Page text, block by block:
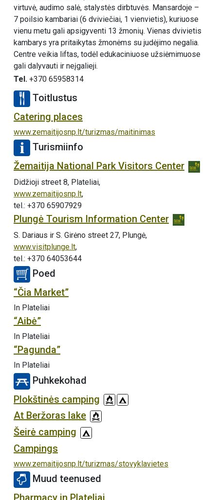
virtuvė, audimo salė, stalystės dirbtuvės. Mansardoje –
7 poilsio kambariai (6 dviviečiai, 1 vienvietis), kuriuose
vienu metu gali apsigyventi 13 žmonių. Vienas dvivietis
kambarys yra pritaikytas žmonėms su judėjimo negalia.
Centre veikia liftas, todėl edukaciniuose užsiėmimuose
gali dalyvauti ir neįgalieji.
Tel. +370 65958314
Toitlustus
Catering places
www.zemaitijosnp.lt/turizmas/maitinimas
Turismiinfo
Žemaitija National Park Visitors Center
Didžioji street 8, Plateliai,
www.zemaitijosnp.lt,
tel.: +370 65907929
Plungė Tourism Information Center
S. Dariaus ir S. Girėno street 27, Plungė,
www.visitplunge.lt,
tel.: +370 64053644
Poed
“Čia Market”
In Plateliai
“Aibė”
In Plateliai
“Pagunda”
In Plateliai
Puhkekohad
Plokštinės camping
At Beržoras lake
Šeirė camping
Campings
www.zemaitijosnp.lt/turizmas/stovyklavietes
Muud teenused
Pharmacy in Plateliai